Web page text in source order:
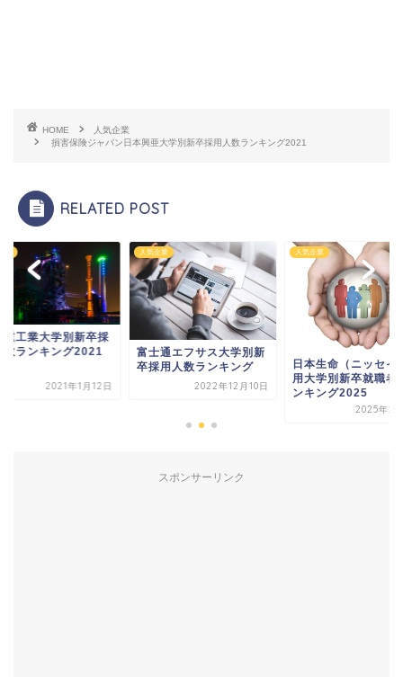
HOME
人気企業
損害保険ジャパン日本興亜大学別新卒採用人数ランキング2021
RELATED POST
通エフサス大学別新
2022年12月10日
人気企業
日本生命（ニッセイ）採
ンキング2025
人気企業
川崎重工業大学別新
用人数ランキング
2021年1
スポンサーリンク